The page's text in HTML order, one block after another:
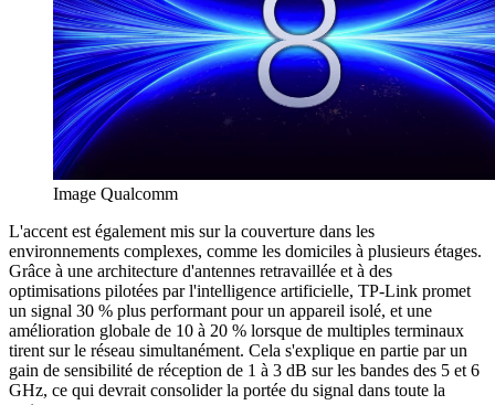
Image Qualcomm
L'accent est également mis sur la couverture dans les
environnements complexes, comme les domiciles à plusieurs étages.
Grâce à une architecture d'antennes retravaillée et à des
optimisations pilotées par l'intelligence artificielle, TP-Link promet
un signal 30 % plus performant pour un appareil isolé, et une
amélioration globale de 10 à 20 % lorsque de multiples terminaux
tirent sur le réseau simultanément. Cela s'explique en partie par un
gain de sensibilité de réception de 1 à 3 dB sur les bandes des 5 et 6
GHz, ce qui devrait consolider la portée du signal dans toute la